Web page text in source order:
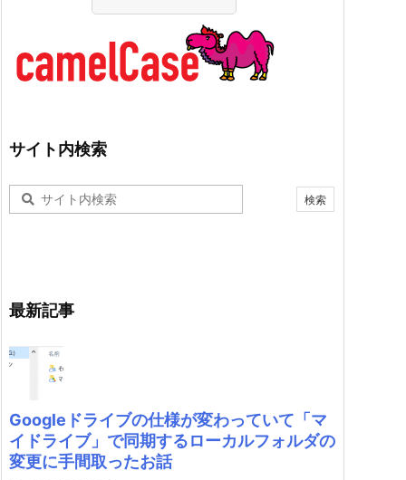
サイト内検索
最新記事
Googleドライブの仕様が変わっていて「マ
イドライブ」で同期するローカルフォルダの
変更に手間取ったお話